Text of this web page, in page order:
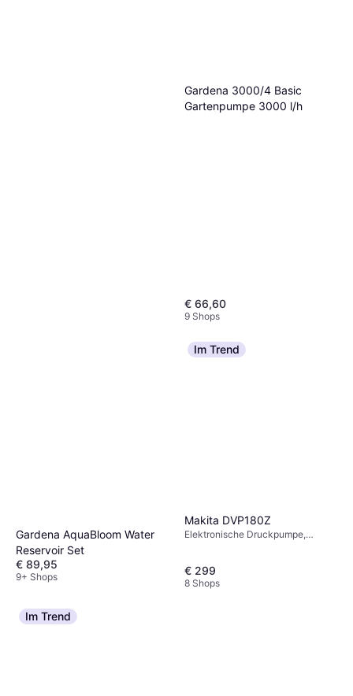
Gardena 3000/4 Basic
Gartenpumpe 3000 l/h
€ 66,60
9 Shops
Gardena AquaBloom Water
Reservoir Set
€ 89,95
9+ Shops
Im Trend
Makita DVP180Z
Elektronische Druckpumpe,
cm, Leistung (max) 1070 W
€ 299
8 Shops
Im Trend